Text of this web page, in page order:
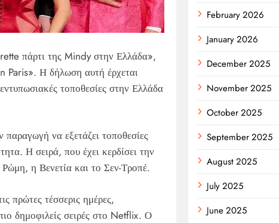
πάρτι της Mindy στην Ελλάδα»,
Paris». Η δήλωση αυτή έρχεται
τοποθεσίες στην Ελλάδα
να εξετάζει τοποθεσίες
Η σειρά, που έχει κερδίσει την
Ρώμη, η Βενετία και το Σεν-Τροπέ.
πρώτες τέσσερις ημέρες,
δημοφιλείς σειρές στο Netflix. Ο
February 2026
January 2026
December 2025
November 2025
October 2025
September 2025
August 2025
July 2025
June 2025